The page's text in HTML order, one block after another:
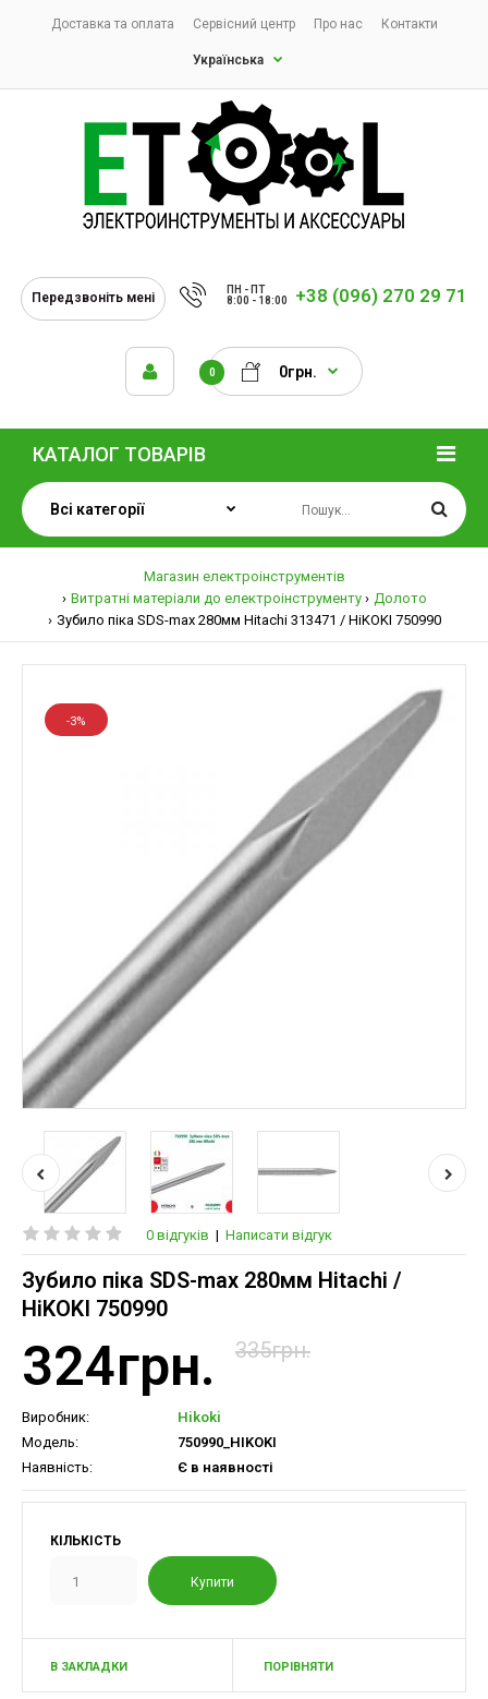
Доставка та оплата Сервісний центр Про нас Контакти
Українська
Передзвоніть мені
ПН - ПТ
8:00 - 18:00
+38 (096) 270 29 71
0 0грн.
КАТАЛОГ ТОВАРІВ
Магазин електроінструментів
Витратні матеріали до електроінструменту
Долото
Зубило піка SDS-max 280мм Hitachi 313471 / HiKOKI 750990
-3%
0 відгуків | Написати відгук
Зубило піка SDS-max 280мм Hitachi /
HiKOKI 750990
324грн. 335грн.
Виробник:
Hikoki
Модель:
750990_HIKOKI
Наявність:
Є в наявності
КІЛЬКІСТЬ
В ЗАКЛАДКИ ПОРІВНЯТИ